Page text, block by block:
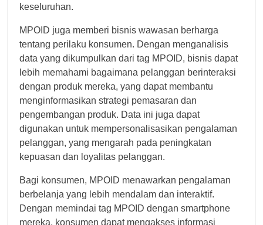
keseluruhan.
MPOID juga memberi bisnis wawasan berharga
tentang perilaku konsumen. Dengan menganalisis
data yang dikumpulkan dari tag MPOID, bisnis dapat
lebih memahami bagaimana pelanggan berinteraksi
dengan produk mereka, yang dapat membantu
menginformasikan strategi pemasaran dan
pengembangan produk. Data ini juga dapat
digunakan untuk mempersonalisasikan pengalaman
pelanggan, yang mengarah pada peningkatan
kepuasan dan loyalitas pelanggan.
Bagi konsumen, MPOID menawarkan pengalaman
berbelanja yang lebih mendalam dan interaktif.
Dengan memindai tag MPOID dengan smartphone
mereka, konsumen dapat mengakses informasi